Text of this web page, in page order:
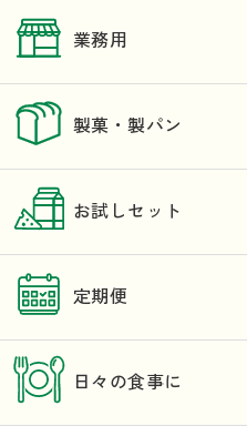
業務用
製菓・製パン
お試しセット
定期便
日々の食事に